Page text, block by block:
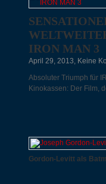
IRON MAN 3
April 29, 2013, Keine
Absoluter Triumph für
Kinokassen: Der Film,
Gordon-Levitt als